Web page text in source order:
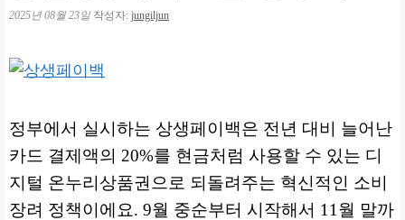
2025년 08월 23일 작성자: jungiljun
정부에서 실시하는 상생페이백은 전년 대비 늘어난
카드 결제액의 20%를 현금처럼 사용할 수 있는 디
지털 온누리상품권으로 되돌려주는 혁신적인 소비
장려 정책이에요. 9월 중순부터 시작해서 11월 말까